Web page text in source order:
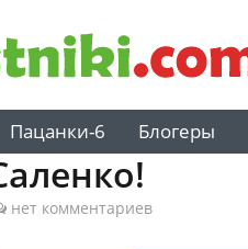
Пацанки-6 Блогеры
нет комментариев